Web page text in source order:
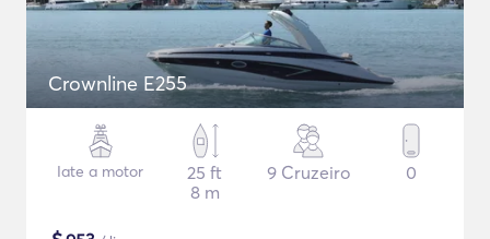
Crownline E255
Iate a motor
25 ft
8 m
9 Cruzeiro 0